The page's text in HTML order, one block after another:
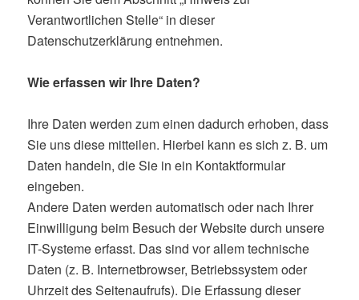
Verantwortlichen Stelle“ in dieser
Datenschutzerklärung entnehmen.
Wie erfassen wir Ihre Daten?
Ihre Daten werden zum einen dadurch erhoben, dass
Sie uns diese mitteilen. Hierbei kann es sich z. B. um
Daten handeln, die Sie in ein Kontaktformular
eingeben.
Andere Daten werden automatisch oder nach Ihrer
Einwilligung beim Besuch der Website durch unsere
IT-Systeme erfasst. Das sind vor allem technische
Daten (z. B. Internetbrowser, Betriebssystem oder
Uhrzeit des Seitenaufrufs). Die Erfassung dieser